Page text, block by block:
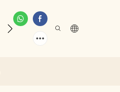
À PROPOS DE NOUS